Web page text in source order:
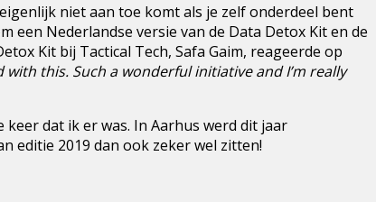
niet aan toe komt als je zelf onderdeel bent
een Nederlandse versie van de Data Detox Kit en de
Kit bij Tactical Tech, Safa Gaim, reageerde op
this. Such a wonderful initiative and I’m really
dat ik er was. In Aarhus werd dit jaar
editie 2019 dan ook zeker wel zitten!